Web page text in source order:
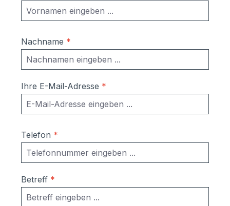
Nachname *
Ihre E-Mail-Adresse *
Telefon *
Betreff *